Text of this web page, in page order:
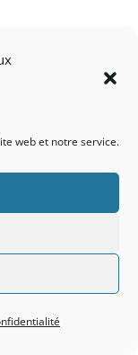
web et notre service.
par